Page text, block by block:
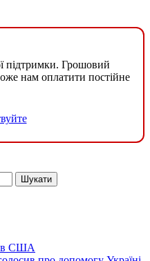
Грошовий
нам оплатити постійне
США